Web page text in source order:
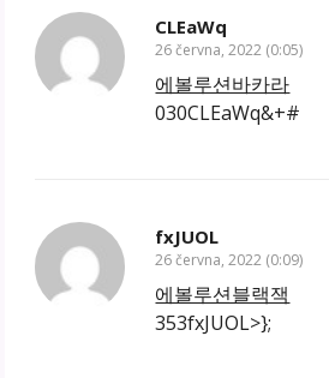
CLEaWq
26 června, 2022 (0:05)
에볼루션바카라
030CLEaWq&+#
fxJUOL
26 června, 2022 (0:09)
에볼루션블랙잭
353fxJUOL>};